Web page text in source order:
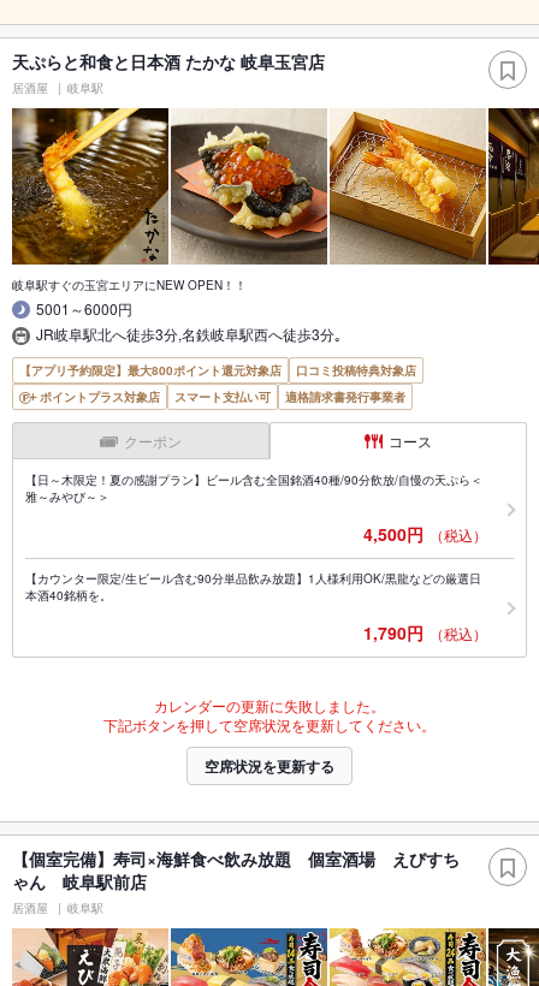
天ぷらと和食と日本酒 たかな 岐阜玉宮店
居酒屋 岐阜駅
岐阜駅すぐの玉宮エリアにNEW OPEN！！
5001～6000円
JR岐阜駅北へ徒歩3分,名鉄岐阜駅西へ徒歩3分｡
【アプリ予約限定】最大800ポイント還元対象店
口コミ投稿特典対象店
ポイントプラス対象店
スマート支払い可 適格請求書発行事業者
クーポン コース
【日～木限定！夏の感謝プラン】ビール含む全国銘酒40種/90分飲放/自慢の天ぷら＜
雅～みやび～＞
4,500円 （税込）
【カウンター限定/生ビール含む90分単品飲み放題】1人様利用OK/黒龍などの厳選日
本酒40銘柄を。
1,790円 （税込）
カレンダーの更新に失敗しました。
下記ボタンを押して空席状況を更新してください。
空席状況を更新する
【個室完備】寿司×海鮮食べ飲み放題 個室酒場 えびすち
ゃん 岐阜駅前店
居酒屋 岐阜駅